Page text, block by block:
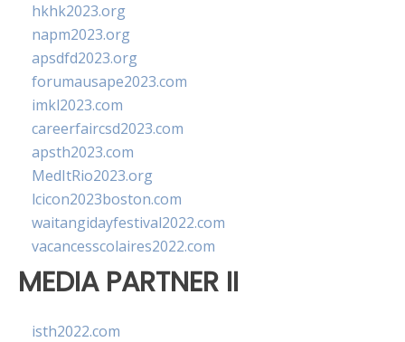
hkhk2023.org
napm2023.org
apsdfd2023.org
forumausape2023.com
imkl2023.com
careerfaircsd2023.com
apsth2023.com
MedItRio2023.org
lcicon2023boston.com
waitangidayfestival2022.com
vacancesscolaires2022.com
MEDIA PARTNER II
isth2022.com